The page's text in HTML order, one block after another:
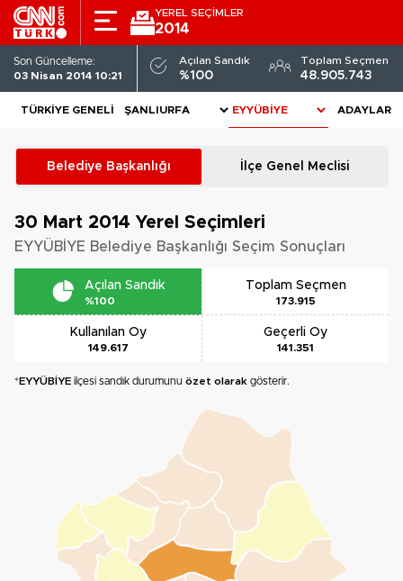
YEREL SEÇİMLER
2014
Son Güncelleme:
03 Nisan 2014 10:21
Açılan Sandık
%100
Toplam Seçmen
48.905.743
TÜRKIYE GENELI ADAYLAR
Belediye Başkanlığı İlçe Genel Meclisi
30 Mart 2014 Yerel Seçimleri
EYYÜBİYE Belediye Başkanlığı Seçim Sonuçları
Açılan Sandık
%100
Toplam Seçmen
173.915
Kullanılan Oy
149.617
Geçerli Oy
141.351
*EYYÜBİYE ilçesi sandık durumunu özet olarak gösterir.